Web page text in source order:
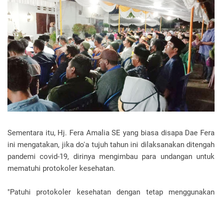
Sementara itu, Hj. Fera Amalia SE yang biasa disapa Dae Fera
ini mengatakan, jika do'a tujuh tahun ini dilaksanakan ditengah
pandemi covid-19, dirinya mengimbau para undangan untuk
mematuhi protokoler kesehatan.
"Patuhi protokoler kesehatan dengan tetap menggunakan